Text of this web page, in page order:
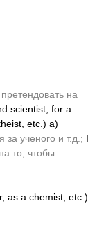
претендовать на
scientist, for a
etc.) a)
за ученого и т.д.; I
то, чтобы
as a chemist, etc.)